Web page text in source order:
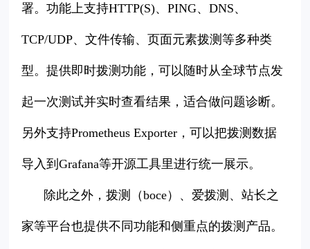
署。功能上支持HTTP(S)、PING、DNS、
TCP/UDP、文件传输、页面元素拨测等多种类
型。提供即时拨测功能，可以随时从全球节点发
起一次测试并实时查看结果，适合做问题诊断。
另外支持Prometheus Exporter，可以把拨测数据
导入到Grafana等开源工具里进行统一展示。
除此之外，拨测（boce）、爱拨测、站长之
家等平台也提供不同功能和侧重点的拨测产品。